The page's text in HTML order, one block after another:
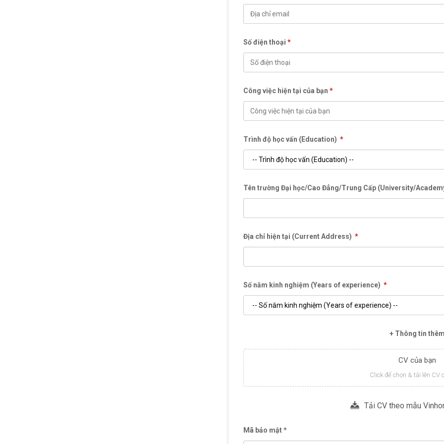
Số điện thoại *
Công việc hiện tại của bạn *
Trình độ học vấn (Education) *
Tên trường Đại học/Cao Đẳng/Trung Cấp (University/
Địa chỉ hiện tại (Current Address) *
Số năm kinh nghiệm (Years of experience) *
+ Thông tin thêm
CV của bạn
Click để chọn & tải lên CV
Tải CV theo mẫu
Mã bảo mật *